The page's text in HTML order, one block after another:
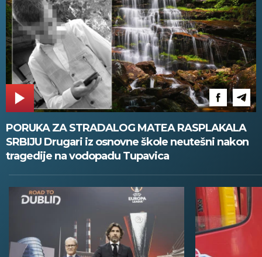
PORUKA ZA STRADALOG MATEA RASPLAKALA
SRBIJU Drugari iz osnovne škole neutešni nakon
tragedije na vodopadu Tupavica